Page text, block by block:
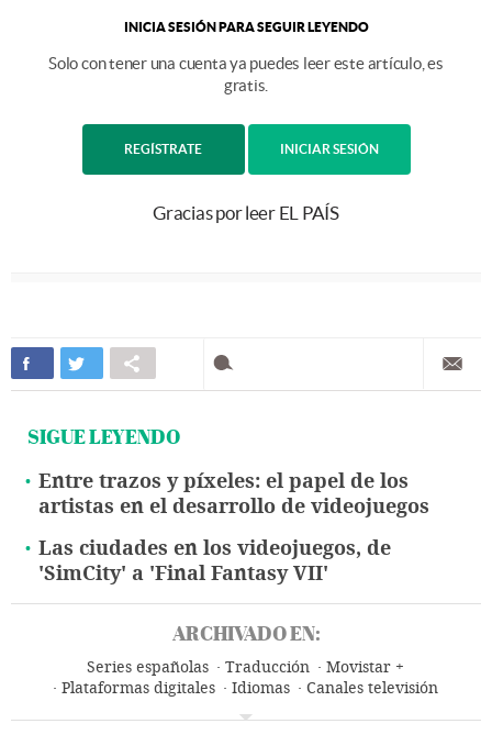
INICIA SESIÓN PARA SEGUIR LEYENDO
Solo con tener una cuenta ya puedes leer este artículo, es
gratis.
REGÍSTRATE INICIAR SESIÓN
Gracias por leer EL PAÍS
SIGUE LEYENDO
Entre trazos y píxeles: el papel de los
artistas en el desarrollo de videojuegos
Las ciudades en los videojuegos, de
'SimCity' a 'Final Fantasy VII'
ARCHIVADO EN:
Series españolas Traducción
Movistar +
Plataformas digitales
Idiomas
Canales televisión